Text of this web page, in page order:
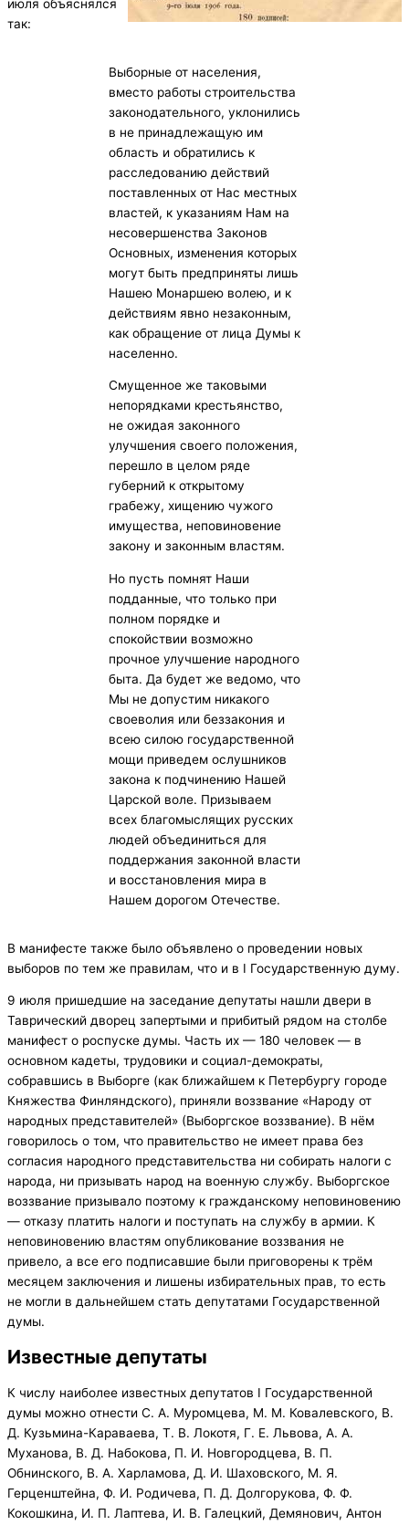
июля объяснялся
так:
Выборные от населения,
вместо работы строительства
законодательного, уклонились
в не принадлежащую им
область и обратились к
расследованию действий
поставленных от Нас местных
властей, к указаниям Нам на
несовершенства Законов
Основных, изменения которых
могут быть предприняты лишь
Нашею Монаршею волею, и к
действиям явно незаконным,
как обращение от лица Думы к
населенно.
Смущенное же таковыми
непорядками крестьянство,
не ожидая законного
улучшения своего положения,
перешло в целом ряде
губерний к открытому
грабежу, хищению чужого
имущества, неповиновение
закону и законным властям.
Но пусть помнят Наши
подданные, что только при
полном порядке и
спокойствии возможно
прочное улучшение народного
быта. Да будет же ведомо, что
Мы не допустим никакого
своеволия или беззакония и
всею силою государственной
мощи приведем ослушников
закона к подчинению Нашей
Царской воле. Призываем
всех благомыслящих русских
людей объединиться для
поддержания законной власти
и восстановления мира в
Нашем дорогом Отечестве.
В манифесте также было объявлено о проведении новых
выборов по тем же правилам, что и в I Государственную думу.
9 июля пришедшие на заседание депутаты нашли двери в
Таврический дворец запертыми и прибитый рядом на столбе
манифест о роспуске думы. Часть их — 180 человек — в
основном кадеты, трудовики и социал-демократы,
собравшись в Выборге (как ближайшем к Петербургу городе
Княжества Финляндского), приняли воззвание «Народу от
народных представителей» (Выборгское воззвание). В нём
говорилось о том, что правительство не имеет права без
согласия народного представительства ни собирать налоги с
народа, ни призывать народ на военную службу. Выборгское
воззвание призывало поэтому к гражданскому неповиновению
— отказу платить налоги и поступать на службу в армии. К
неповиновению властям опубликование воззвания не
привело, а все его подписавшие были приговорены к трём
месяцем заключения и лишены избирательных прав, то есть
не могли в дальнейшем стать депутатами Государственной
думы.
Известные депутаты
К числу наиболее известных депутатов I Государственной
думы можно отнести С. А. Муромцева, М. М. Ковалевского, В.
Д. Кузьмина-Караваева, Т. В. Локотя, Г. Е. Львова, А. А.
Муханова, В. Д. Набокова, П. И. Новгородцева, В. П.
Обнинского, В. А. Харламова, Д. И. Шаховского, М. Я.
Герценштейна, Ф. И. Родичева, П. Д. Долгорукова, Ф. Ф.
Кокошкина, И. П. Лаптева, И. В. Галецкий, Демянович, Антон